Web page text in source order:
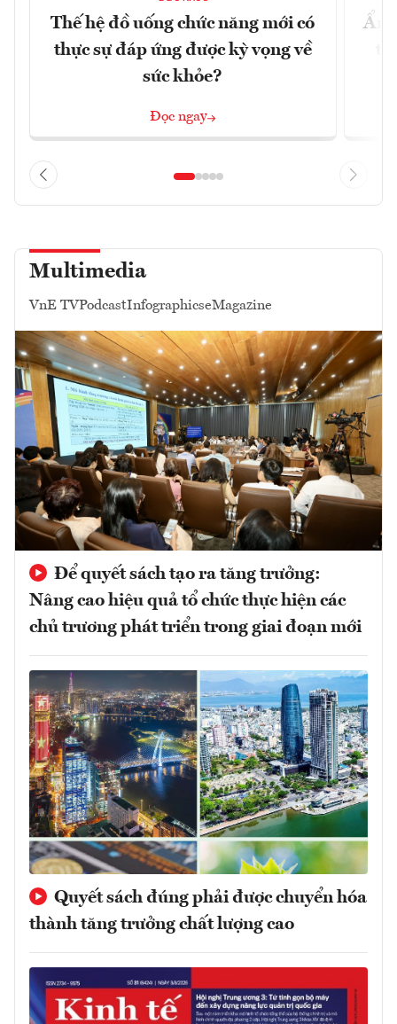
Thế hệ đồ uống chức năng mới có
thực sự đáp ứng được kỳ vọng về
sức khỏe?
Đọc ngay
Ẩm
Multimedia
VnE TVPodcastInfographicseMagazine
Để quyết sách tạo ra tăng trưởng:
Nâng cao hiệu quả tổ chức thực hiện các
chủ trương phát triển trong giai đoạn mới
Quyết sách đúng phải được chuyển hóa
thành tăng trưởng chất lượng cao